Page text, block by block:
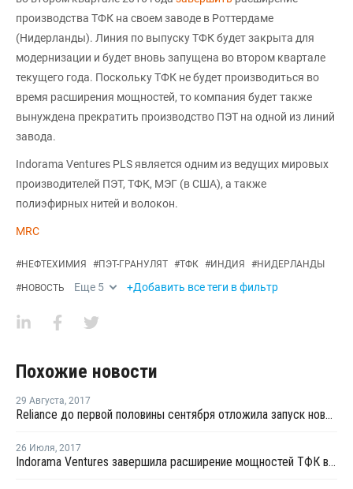
производства ТФК на своем заводе в Роттердаме
(Нидерланды). Линия по выпуску ТФК будет закрыта для
модернизации и будет вновь запущена во втором квартале
текущего года. Поскольку ТФК не будет производиться во
время расширения мощностей, то компания будет также
вынуждена прекратить производство ПЭТ на одной из линий
завода.
Indorama Ventures PLS является одним из ведущих мировых
производителей ПЭТ, ТФК, МЭГ (в США), а также
полиэфирных нитей и волокон.
MRC
#НЕФТЕХИМИЯ #ПЭТ-ГРАНУЛЯТ #ТФК #ИНДИЯ #НИДЕРЛАНДЫ
#НОВОСТЬ Еще 5 +Добавить все теги в фильтр
Похожие новости
29 Августа, 2017
Reliance до первой половины сентября отложила запуск нового завода МЭГ в Джамнагаре
26 Июля, 2017
Indorama Ventures завершила расширение мощностей ТФК в Роттердаме